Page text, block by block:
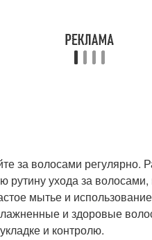
за волосами регулярно.
рутину ухода за волосами,
мытье и
и здоровые
и контролю.